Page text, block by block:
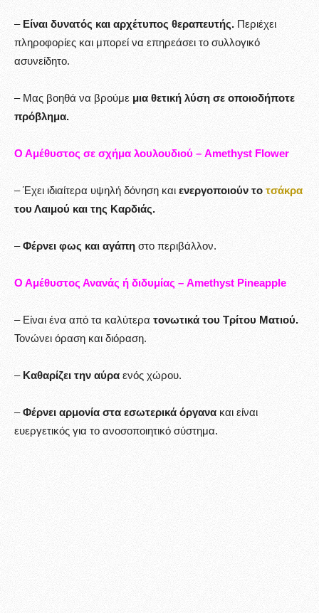
– Είναι δυνατός και αρχέτυπος θεραπευτής. Περιέχει
πληροφορίες και μπορεί να επηρεάσει το συλλογικό
ασυνείδητο.
– Μας βοηθά να βρούμε μια θετική λύση σε οποιοδήποτε
πρόβλημα.
Ο Αμέθυστος σε σχήμα λουλουδιού – Amethyst Flower
– Έχει ιδιαίτερα υψηλή δόνηση και ενεργοποιούν το τσάκρα
του Λαιμού και της Καρδιάς.
–Φέρνει φως και αγάπη στο περιβάλλον.
Ο Αμέθυστος Ανανάς ή διδυμίας – Amethyst Pineapple
– Είναι ένα από τα καλύτερα τονωτικά του Τρίτου Ματιού.
Τονώνει όραση και διόραση.
– Καθαρίζει την αύρα ενός χώρου.
–Φέρνει αρμονία στα εσωτερικά όργανα και είναι
ευεργετικός για το ανοσοποιητικό σύστημα.